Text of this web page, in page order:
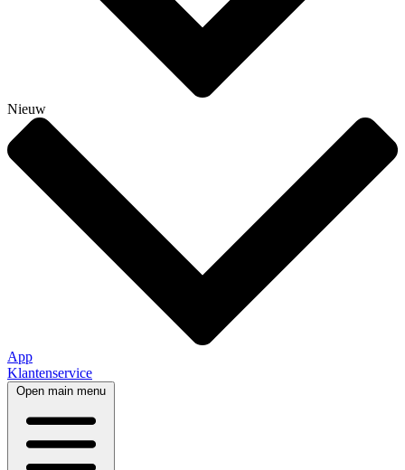
Nieuw
App
Klantenservice
Open main menu